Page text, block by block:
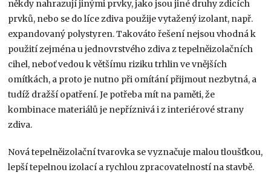
někdy nahrazují jinými prvky, jako jsou jiné druhy zdicích
prvků, nebo se do líce zdiva použije vytažený izolant, např.
expandovaný polystyren. Takováto řešení nejsou vhodná k
použití zejména u jednovrstvého zdiva z tepelněizolačních
cihel, neboť vedou k většímu riziku trhlin ve vnějších
omítkách, a proto je nutno při omítání přijmout nezbytná, a
tudíž dražší opatření. Je potřeba mít na paměti, že
kombinace materiálů je nepříznivá i z interiérové strany
zdiva.
Nová tepelněizolační tvarovka se vyznačuje malou tloušťkou,
lepší tepelnou izolací a rychlou zpracovatelností na stavbě.